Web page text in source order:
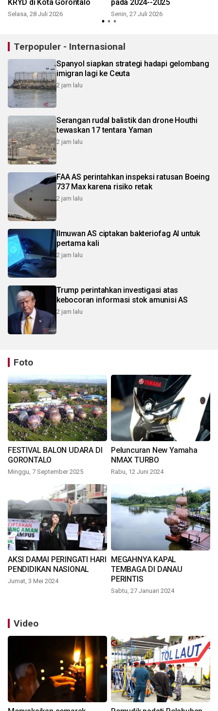
KRYD di Kota Gorontalo
Selasa, 28 Juli 2026
pada 2024--2025
Senin, 27 Juli 2026
Terpopuler - Internasional
Spanyol siapkan strategi hadapi gelombang
imigran lagi ke Ceuta
2 jam lalu
Serangan rudal balistik dan drone Houthi
tewaskan 17 tentara Yaman
2 jam lalu
FAA AS perintahkan inspeksi ratusan Boeing
737 Max karena risiko retak
2 jam lalu
Ilmuwan AS ciptakan bakteriofag AI untuk
pertama kali
2 jam lalu
Trump perintahkan investigasi atas
kebocoran informasi stok amunisi AS
2 jam lalu
Foto
FESTIVAL BALON UDARA DI
GORONTALO
Minggu, 7 September 2025
Peluncuran New Yamaha
NMAX TURBO
Rabu, 12 Juni 2024
AKSI DAMAI PERINGATI HARI
PENDIDIKAN NASIONAL
Jumat, 3 Mei 2024
MEGAHNYA KAPAL
TEMBAGA DI DANAU
PERINTIS
Sabtu, 27 Januari 2024
Video